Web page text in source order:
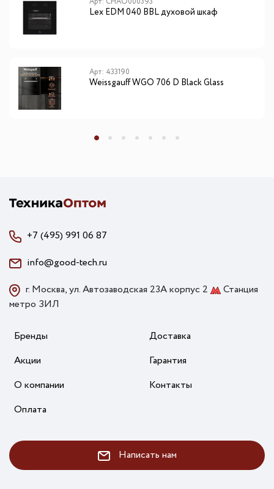
Lex EDM 040 BBL духовой шкаф
Арт: 433190
Weissgauff WGO 706 D Black Glass
+7 (495) 991 06 87
info@good-tech.ru
г. Москва, ул. Автозаводская 23А корпус 2
Станция
метро ЗИЛ
Бренды
Акции
О компании
Оплата
Доставка
Гарантия
Контакты
Написать нам